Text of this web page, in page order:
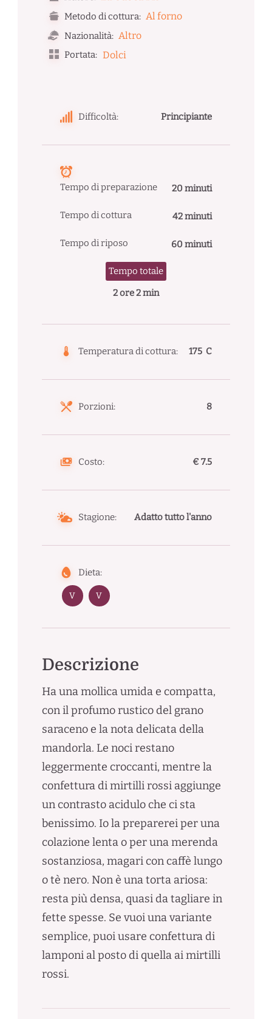
Metodo di cottura: Al forno
Nazionalità: Altro
Portata: Dolci
Difficoltà: Principiante
Tempo di preparazione 20 minuti
Tempo di cottura 42 minuti
Tempo di riposo 60 minuti
Tempo totale
2 ore 2 min
Temperatura di cottura: 175 C
Porzioni: 8
Costo: € 7.5
Stagione: Adatto tutto l'anno
Dieta:
V V
Descrizione
Ha una mollica umida e compatta,
con il profumo rustico del grano
saraceno e la nota delicata della
mandorla. Le noci restano
leggermente croccanti, mentre la
confettura di mirtilli rossi aggiunge
un contrasto acidulo che ci sta
benissimo. Io la preparerei per una
colazione lenta o per una merenda
sostanziosa, magari con caffè lungo
o tè nero. Non è una torta ariosa:
resta più densa, quasi da tagliare in
fette spesse. Se vuoi una variante
semplice, puoi usare confettura di
lamponi al posto di quella ai mirtilli
rossi.